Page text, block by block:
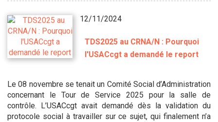
12/11/2024
TDS2025 au CRNA/N : Pourquoi
l'USACcgt a demandé le report
Le 08 novembre se tenait un Comité Social d’Administration
concernant le Tour de Service 2025 pour la salle de
contrôle. L’USACcgt avait demandé dès la validation du
protocole social à travailler sur ce sujet, qui finalement n’a